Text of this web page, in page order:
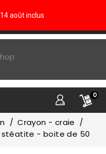
août inclus
0
Crayon - craie
stéatite - boite de 50